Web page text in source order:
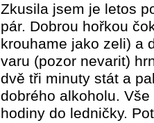
Zkusila jsem je letos
pár. Dobrou hořkou
krouhame jako zeli) a
varu (pozor nevarit)
dvě tři minuty stát a
dobrého alkoholu.
hodiny do ledničky.